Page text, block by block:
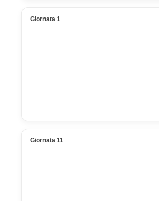
Giornata 1
Giornata 11